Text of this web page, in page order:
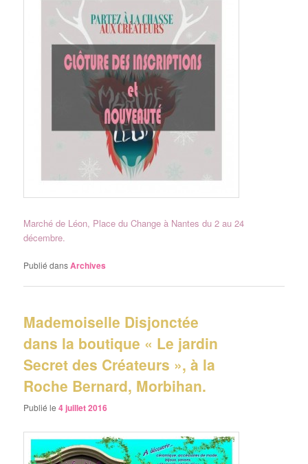
Marché de Léon, Place du Change à Nantes du 2 au 24
décembre.
Publié dansArchives
Mademoiselle Disjonctée
dans la boutique « Le jardin
Secret des Créateurs », à la
Roche Bernard, Morbihan.
Publié le4 juillet 2016